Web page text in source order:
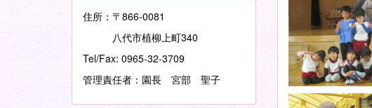
住所：〒866-0081
八代市植柳上町340
Tel/Fax: 0965-32-3709
管理責任者：園長 宮部 聖子